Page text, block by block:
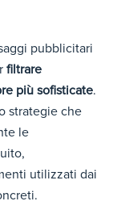
pubblicitari
filtrare
più sofisticate.
strategie che
le
utilizzati dai